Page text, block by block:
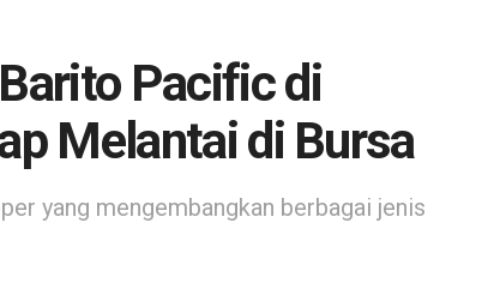
Pacific di
Melantai di Bursa
yang mengembangkan berbagai jenis